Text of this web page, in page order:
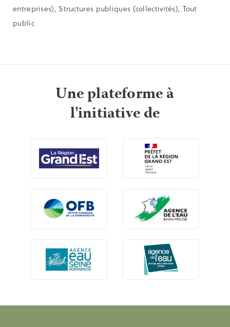
entreprises), Structures publiques (collectivités), Tout
public
Une plateforme à
l'initiative de